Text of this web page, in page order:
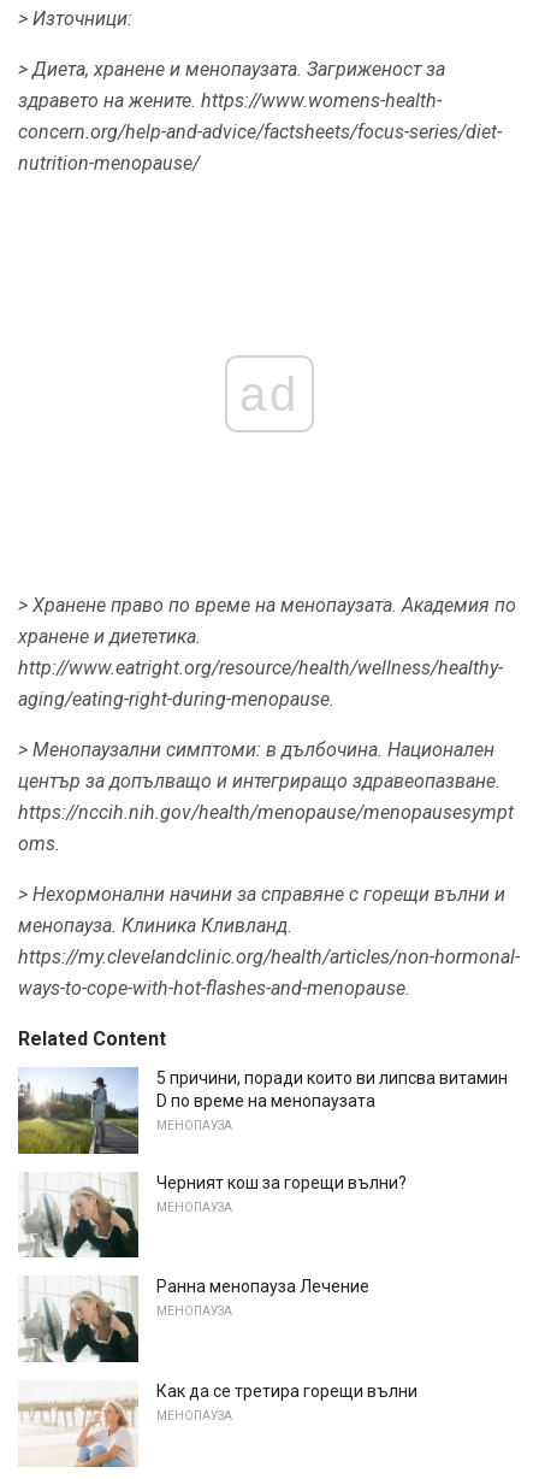
> Източници:
> Диета, хранене и менопаузата. Загриженост за
здравето на жените. https://www.womens-health-
concern.org/help-and-advice/factsheets/focus-series/diet-
nutrition-menopause/
ad
> Хранене право по време на менопаузата. Академия по
хранене и диететика.
http://www.eatright.org/resource/health/wellness/healthy-
aging/eating-right-during-menopause.
> Менопаузални симптоми: в дълбочина. Национален
център за допълващо и интегриращо здравеопазване.
https://nccih.nih.gov/health/menopause/menopausesympt
oms.
> Нехормонални начини за справяне с горещи вълни и
менопауза. Клиника Кливланд.
https://my.clevelandclinic.org/health/articles/non-hormonal-
ways-to-cope-with-hot-flashes-and-menopause.
Related Content
5 причини, поради които ви липсва витамин
D по време на менопаузата
МЕНОПАУЗА
Черният кош за горещи вълни?
МЕНОПАУЗА
Ранна менопауза Лечение
МЕНОПАУЗА
Как да се третира горещи вълни
МЕНОПАУЗА